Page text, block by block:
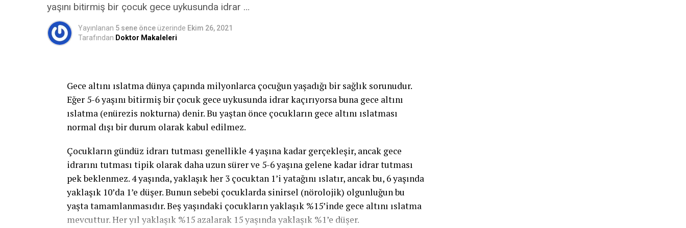
olabilir. gece idrara kalkma ihtiyacı belirgindir. Bu tip idrar kaçırma, enfeksiyon gibi
kaynaklanabilir.
4- Fonksiyonel inkontinans:
Fiziksel veya zihinsel bir bozukluk nedeniyle, tuvalete
zamanında gitmeyi engelleyen durumlar söz konusudur. Eklem hastalıkları, felç, sinir
sistemi hastalıkları gibi kişinin lavaboya zamanında yetişmesini engelleyen fiziksel
veya ruhsal kısıtlılıklar nedeniyle ortaya çıkan idrar kaçırma tipidir. Örneğin, şiddetli
artrit durumunda pantolonunuzun düğmelerini yeterince hızlı açamamak gibi
fonksiyonel problemler vardır.
5-Karışık tipte idrar kaçırma:Birden fazla idrar kaçırma tipi birlikte ise karma veya
karışık tipte idrar kaçırma terimi kullanılmaktadır. Tipik olarak hem sıkışma hem de
stres idrar kaçırmanın birlikte olduğu bir durum; karışık tipte bir idrar kaçırmaya örnek
yaşını bitirmiş bir çocuk gece uykusunda idrar …
Yayınlanan 5 sene önce üzerinde Ekim 26, 2021
Tarafından Doktor Makaleleri
Gece altını ıslatma dünya çapında milyonlarca çocuğun yaşadığı bir sağlık sorunudur.
Eğer 5-6 yaşını bitirmiş bir çocuk gece uykusunda idrar kaçırıyorsa buna gece altını
ıslatma (enürezis nokturna) denir. Bu yaştan önce çocukların gece altını ıslatması
normal dışı bir durum olarak kabul edilmez.
Çocukların gündüz idrarı tutması genellikle 4 yaşına kadar gerçekleşir, ancak gece
idrarını tutması tipik olarak daha uzun sürer ve 5-6 yaşına gelene kadar idrar tutması
pek beklenmez. 4 yaşında, yaklaşık her 3 çocuktan 1’i yatağını ıslatır, ancak bu, 6 yaşında
yaklaşık 10’da 1’e düşer. Bunun sebebi çocuklarda sinirsel (nörolojik) olgunluğun bu
yaşta tamamlanmasıdır. Beş yaşındaki çocukların yaklaşık %15’inde gece altını ıslatma
mevcuttur. Her yıl yaklaşık %15 azalarak 15 yaşında yaklaşık %1’e düşer.